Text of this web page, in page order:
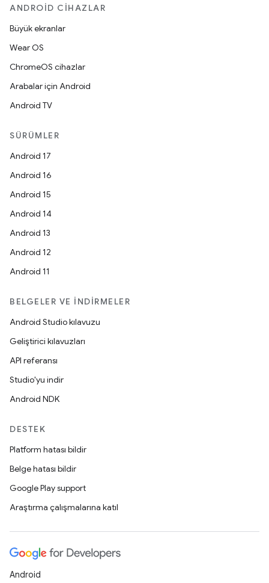
ANDROID CIHAZLAR
Büyük ekranlar
Wear OS
ChromeOS cihazlar
Arabalar için Android
Android TV
SÜRÜMLER
Android 17
Android 16
Android 15
Android 14
Android 13
Android 12
Android 11
BELGELER VE İNDIRMELER
Android Studio kılavuzu
Geliştirici kılavuzları
API referansı
Studio'yu indir
Android NDK
DESTEK
Platform hatası bildir
Belge hatası bildir
Google Play support
Araştırma çalışmalarına katıl
Android